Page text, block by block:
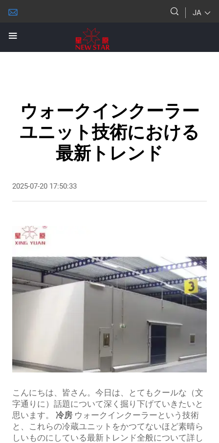
JA
ウォークインクーラー
ユニット技術における
最新トレンド
2025-07-20 17:50:33
こんにちは、皆さん。今日は、とてもクールな（文
字通りに）話題について深く掘り下げていきたいと
思います。 冷房 ウォークインクーラーという技術
と、これらの冷蔵ユニットをかつてないほど素晴ら
しいものにしている最新トレンド全般について詳し